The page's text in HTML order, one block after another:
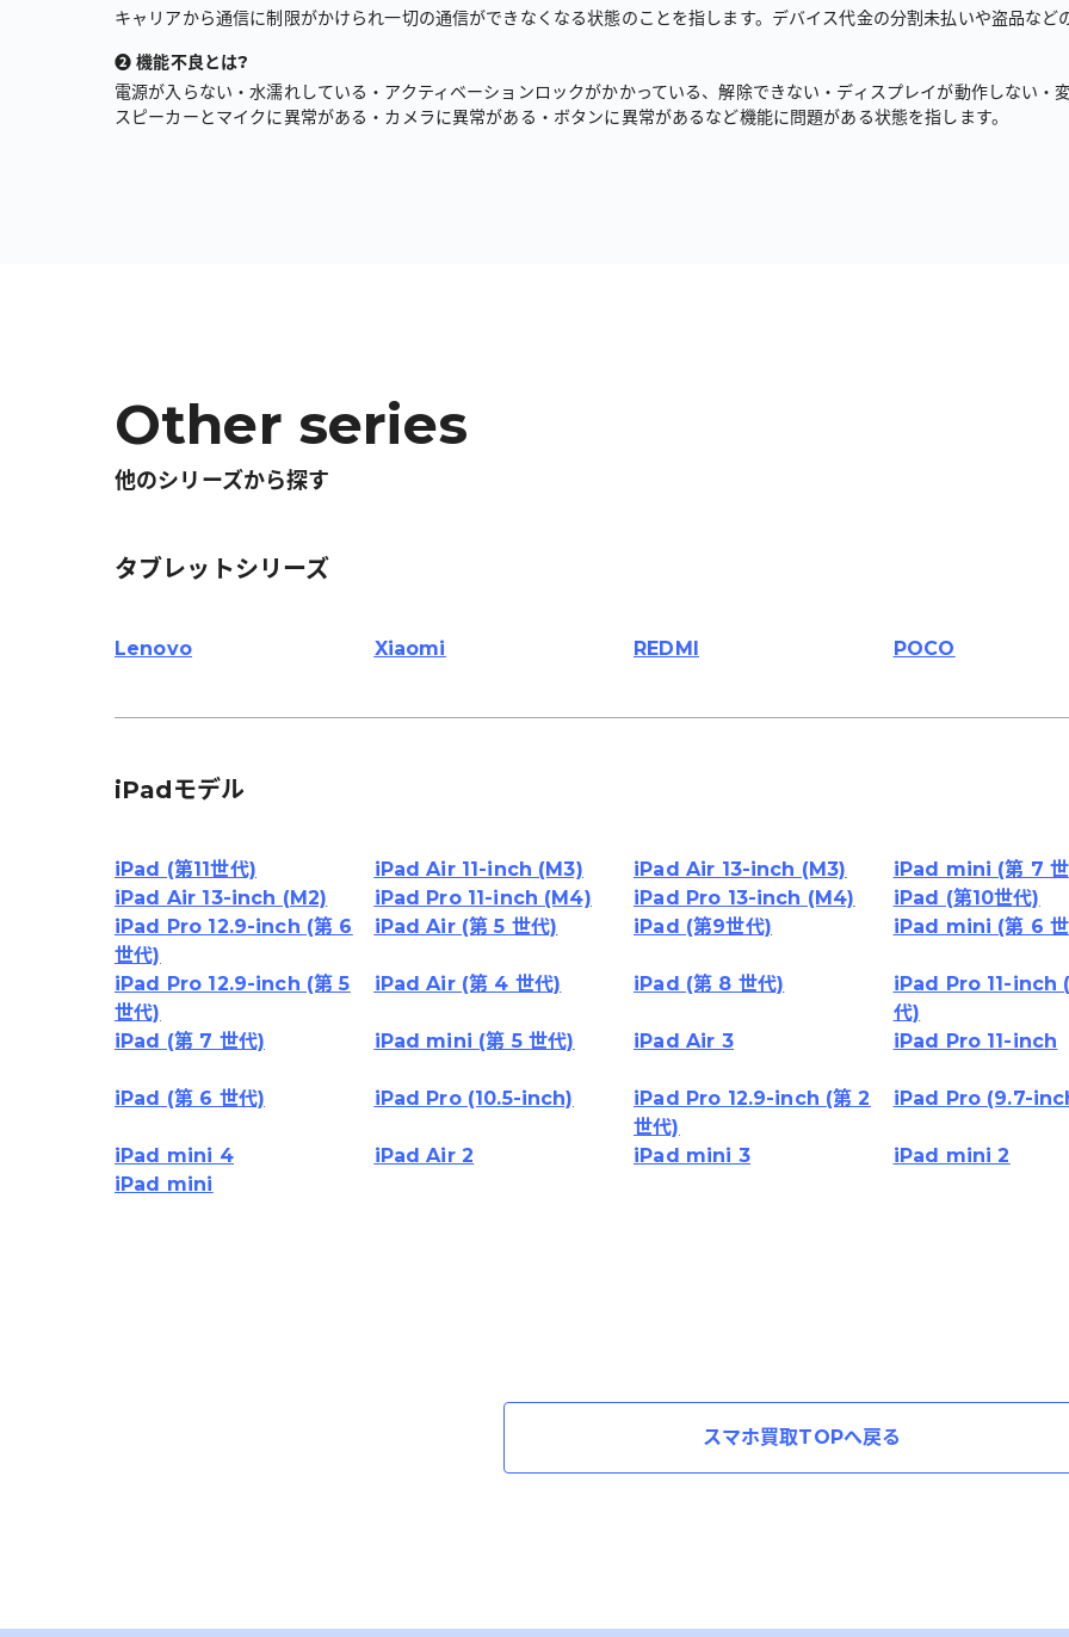
キャリアから通信に制限がかけられ一切の通信ができなくなる状態のことを指します。デバイス代金の分割未払いや盗品など
❷ 機能不良とは?
電源が入らない・水濡れしている・アクティベーションロックがかかっている、解除できない・ディスプレイが動作しない・
スピーカーとマイクに異常がある・カメラに異常がある・ボタンに異常があるなど機能に問題がある状態を指します。
Other series
他のシリーズから探す
タブレットシリーズ
Lenovo Xiaomi REDMI POCO
iPadモデル
iPad (第11世代) iPad Air 11-inch (M3) iPad Air 13-inch (M3) iPad mini (第 7
iPad Air 13-inch (M2)
iPad Pro 11-inch (M4) iPad Pro 13-inch (M4) iPad (第10世代)
iPad Pro 12.9-inch (第 6
世代)
iPad Air (第 5 世代) iPad (第9世代) iPad mini (第 6
iPad Pro 12.9-inch (第 5
世代)
iPad Air (第 4 世代) iPad (第 8 世代)
iPad Pro 11-inch
代)
iPad (第 7 世代)
iPad mini (第 5 世代) iPad Air 3 iPad Pro 11-inch
iPad (第 6 世代)
iPad Pro (10.5-inch)
iPad Pro 12.9-inch (第 2
世代)
iPad Pro (9.7-
iPad mini 4 iPad Air 2 iPad mini 3 iPad mini 2
iPad mini
スマホ買取TOPへ戻る